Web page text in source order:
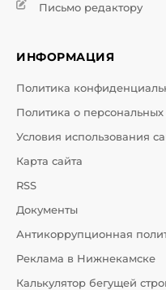
Письмо редактору
ИНФОРМАЦИЯ
Политика
Политика о
Условия использования
Карта сайта
RSS
Документы
Антикоррупционная
Реклама в Нижнекамске
Калькулятор бегущей